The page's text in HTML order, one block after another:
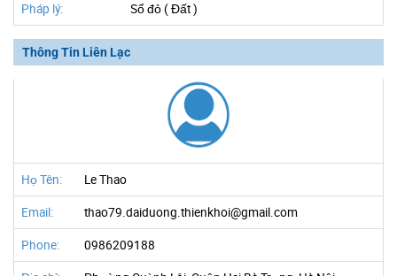
Pháp lý: Sổ đỏ ( Đất )
Thông Tin Liên Lạc
Họ Tên: Le Thao
Email: thao79.daiduong.thienkhoi@gmail.com
Phone: 0986209188